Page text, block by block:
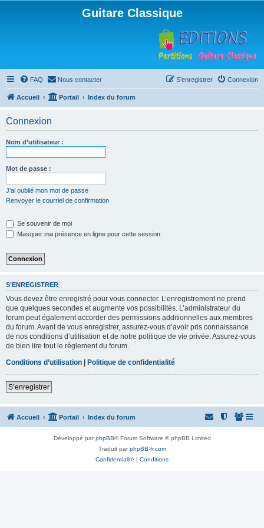
Guitare Classique
FAQ Nous contacter Connexion
S’enregistrer
Accueil Portail Index du forum
Connexion
Nom d’utilisateur :
Mot de passe :
J’ai oublié mon mot de passe
Renvoyer le courriel de confirmation
Se souvenir de moi
Masquer ma présence en ligne pour cette session
S’ENREGISTRER
Vous devez être enregistré pour vous connecter. L’enregistrement ne prend
que quelques secondes et augmente vos possibilités. L’administrateur du
forum peut également accorder des permissions additionnelles aux membres
du forum. Avant de vous enregistrer, assurez-vous d’avoir pris connaissance
de nos conditions d’utilisation et de notre politique de vie privée. Assurez-vous
de bien lire tout le règlement du forum.
Conditions d’utilisation | Politique de confidentialité
S’enregistrer
Accueil Portail Index du forum
Développé parphpBB® Forum Software © phpBB Limited
Traduit parphpBB-fr.com
Confidentialité | Conditions